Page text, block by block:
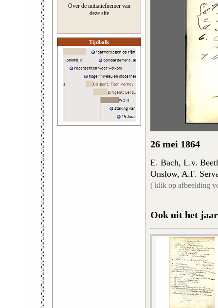
Over de initiatiefnemer van
deze site
Tijdbalk
26 mei 1864
E. Bach, L.v.
Onslow, A.F.
( klik op afbeelding
Ook uit het